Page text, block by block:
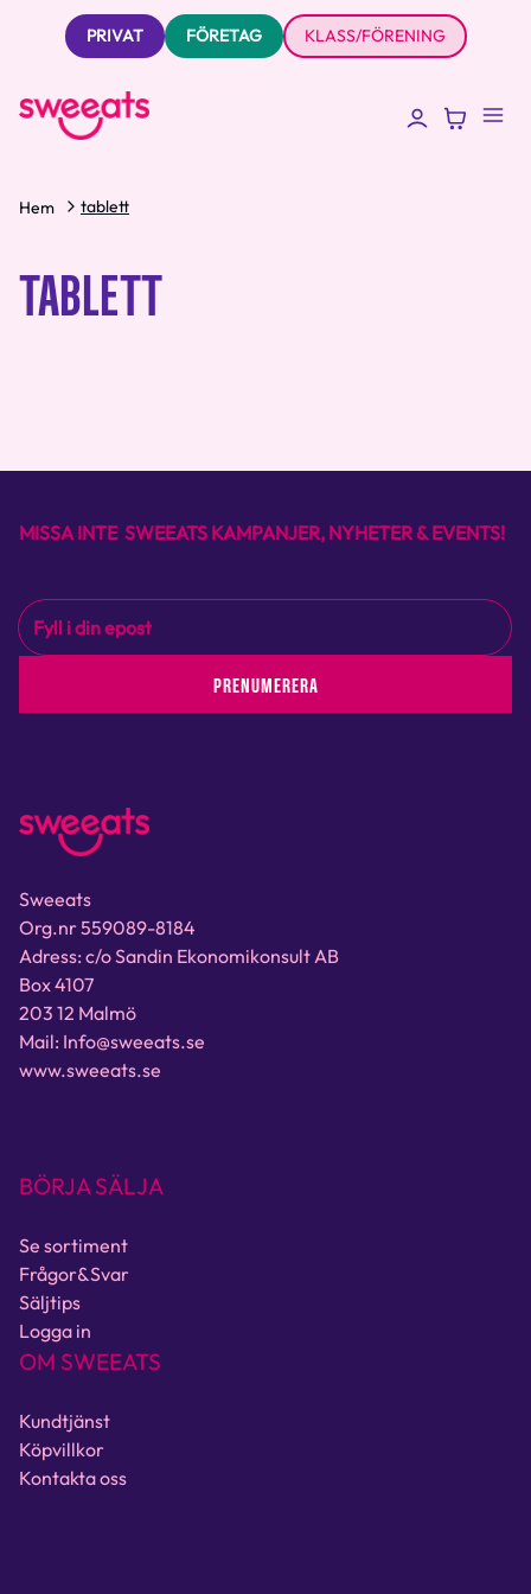
PRIVAT FÖRETAG KLASS/FÖRENING
Hem tablett
TABLETT
MISSA INTE SWEEATS KAMPANJER, NYHETER & EVENTS!
PRENUMERERA
Sweeats
Org.nr 559089-8184
Adress: c/o Sandin Ekonomikonsult AB
Box 4107
203 12 Malmö
Mail: Info@sweeats.se
www.sweeats.se
BÖRJA SÄLJA
Se sortiment
Frågor&Svar
Säljtips
Logga in
OM SWEEATS
Kundtjänst
Köpvillkor
Kontakta oss